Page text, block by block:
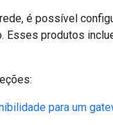
é possível
Esses produtos
para um